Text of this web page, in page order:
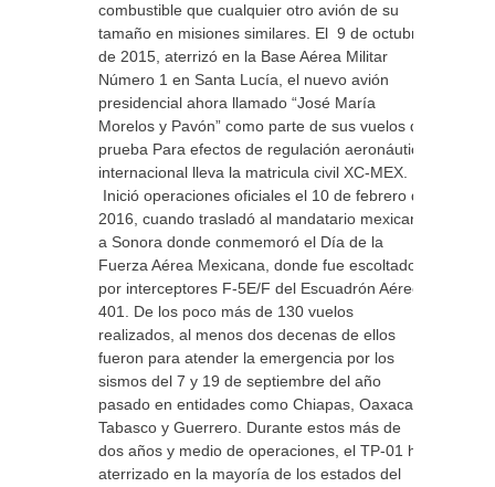
combustible que cualquier otro avión de su
tamaño en misiones similares. El 9 de octubre
de 2015, aterrizó en la Base Aérea Militar
Número 1 en Santa Lucía, el nuevo avión
presidencial ahora llamado “José María
Morelos y Pavón” como parte de sus vuelos de
prueba Para efectos de regulación aeronáutica
internacional lleva la matricula civil XC-MEX.
Inició operaciones oficiales el 10 de febrero de
2016, cuando trasladó al mandatario mexicano
a Sonora donde conmemoró el Día de la
Fuerza Aérea Mexicana, donde fue escoltado
por interceptores F-5E/F del Escuadrón Aéreo
401. De los poco más de 130 vuelos
realizados, al menos dos decenas de ellos
fueron para atender la emergencia por los
sismos del 7 y 19 de septiembre del año
pasado en entidades como Chiapas, Oaxaca,
Tabasco y Guerrero. Durante estos más de
dos años y medio de operaciones, el TP-01 ha
aterrizado en la mayoría de los estados del